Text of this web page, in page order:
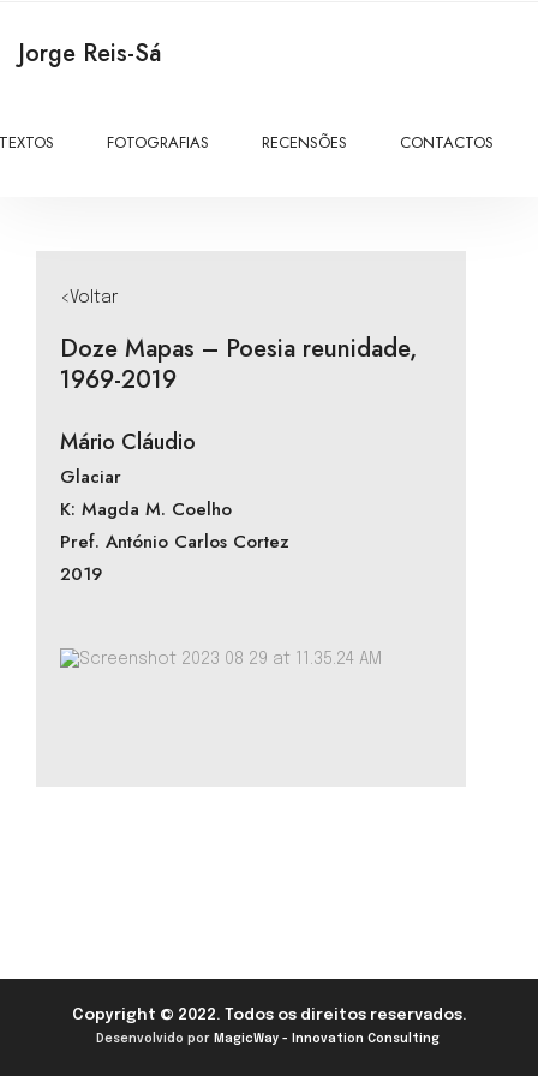
Jorge Reis-Sá
TEXTOS FOTOGRAFIAS RECENSÕES CONTACTOS
<Voltar
Doze Mapas – Poesia reunidade,
1969-2019
Mário Cláudio
Glaciar
K: Magda M. Coelho
Pref. António Carlos Cortez
2019
Copyright © 2022. Todos os direitos reservados.
Desenvolvido por MagicWay - Innovation Consulting